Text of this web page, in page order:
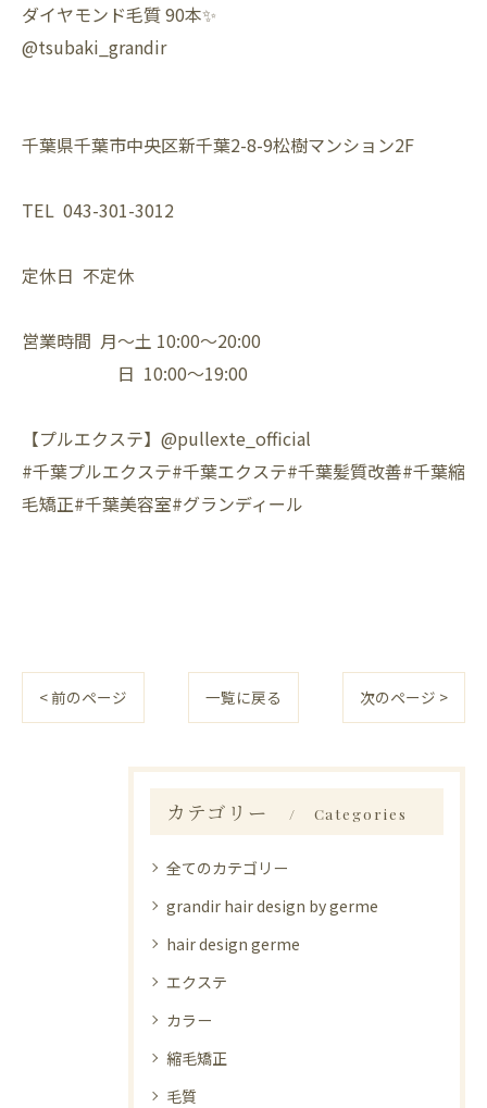
ダイヤモンド毛質 90本✨️
@tsubaki_grandir
千葉県千葉市中央区新千葉2-8-9松樹マンション2F⁡
TEL 043-301-3012⁡
定休日 不定休⁡
営業時間 月〜土 10:00〜20:00⁡
日 10:00〜19:00⁡
【プルエクステ】@pullexte_official⁡
⁡#千葉プルエクステ#千葉エクステ#千葉髪質改善#千葉縮
毛矯正#千葉美容室#グランディール
< 前のページ 一覧に戻る 次のページ >
カテゴリー Categories
全てのカテゴリー
grandir hair design by germe
hair design germe
エクステ
カラー
縮毛矯正
毛質